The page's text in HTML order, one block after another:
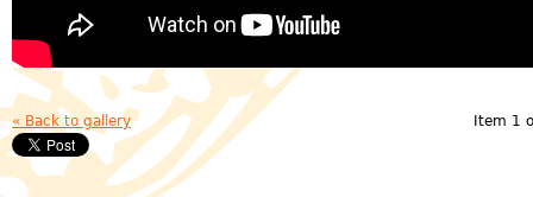
« Back to gallery Item 1